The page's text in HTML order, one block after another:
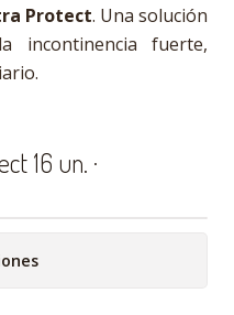
Protect. Una solución
incontinencia fuerte,
16 un. ·